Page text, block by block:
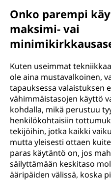
Onko parempi
maksimi- vai
Kuten useimmat
ole aina mustavalkoinen,
tapauksessa valaistuksen
vähimmäistasojen käyttö
kohdalla, mikä perustuu
henkilökohtaisiin
tekijöihin, jotka kaikki
mutta yleisesti ottaen
paras käytäntö on, jos
säilyttämään keskitaso
ääripäiden välissä, koska